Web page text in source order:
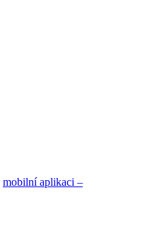
mobilní aplikaci –